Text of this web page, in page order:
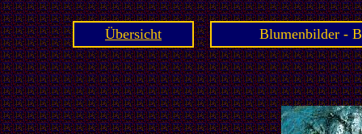
Übersicht Blumenbilder -